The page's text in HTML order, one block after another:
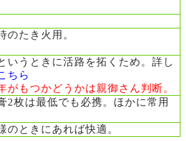
のたき火用。
いうときに活路を拓くため。詳し
ちら
がもつかどうかは親御さん判断。
2枚は最低でも必携。ほかに常用
のときにあれば快適。